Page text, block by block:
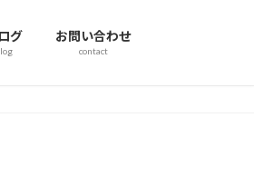
グ お問い合わせ
contact